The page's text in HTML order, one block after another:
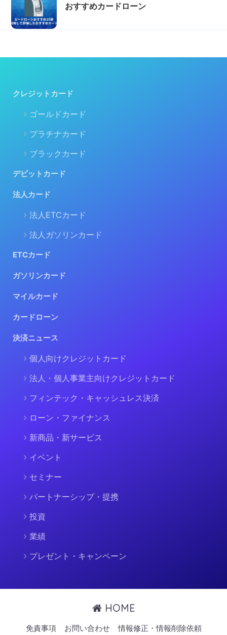
おすすめカードローン
クレジットカード
ゴールドカード
プラチナカード
ブラックカード
デビットカード
法人カード
法人ETCカード
法人ガソリンカード
ETCカード
ガソリンカード
マイルカード
カードローン
決済ニュース
個人向けクレジットカード
法人・個人事業主向けクレジットカード
フィンテック・キャッシュレス決済
ローン・ファイナンス
新商品・新サービス
イベント
セミナー
パートナーシップ・提携
投資
業績
プレゼント・キャンペーン
HOME
免責事項 お問い合わせ 情報修正・情報削除依頼